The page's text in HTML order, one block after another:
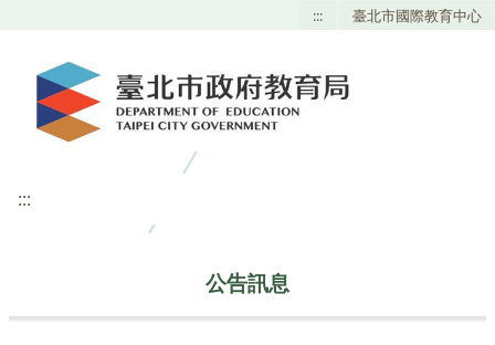
::: 臺北市國際教育中心
:::
公告訊息